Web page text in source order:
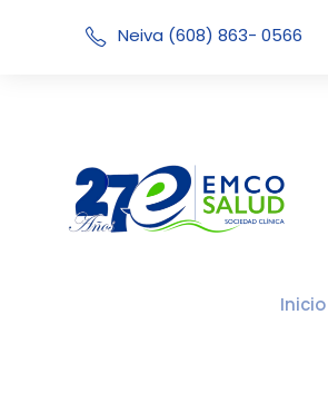
Neiva (608) 863- 0566
Inicio